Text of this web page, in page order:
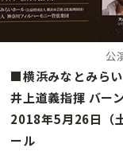
公
■横浜みなとみら
井上道義指揮 バー
2018年5月26日（
ール